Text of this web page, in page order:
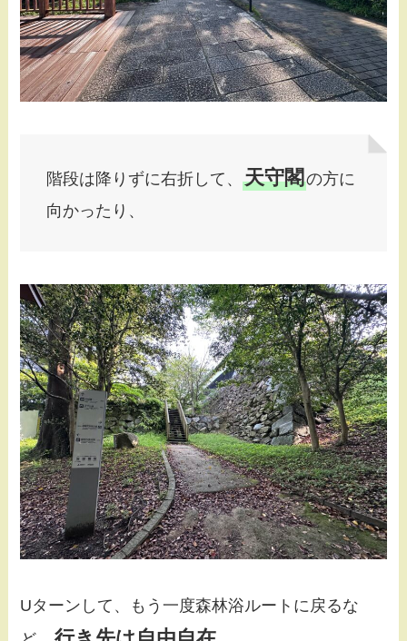
階段は降りずに右折して、天守閣の方に
向かったり、
Uターンして、もう一度森林浴ルートに戻るな